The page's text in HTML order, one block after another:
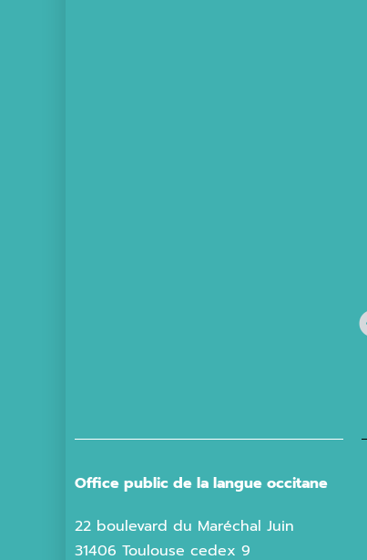
Office public de la langue occitane
22 boulevard du Maréchal Juin
31406 Toulouse cedex 9